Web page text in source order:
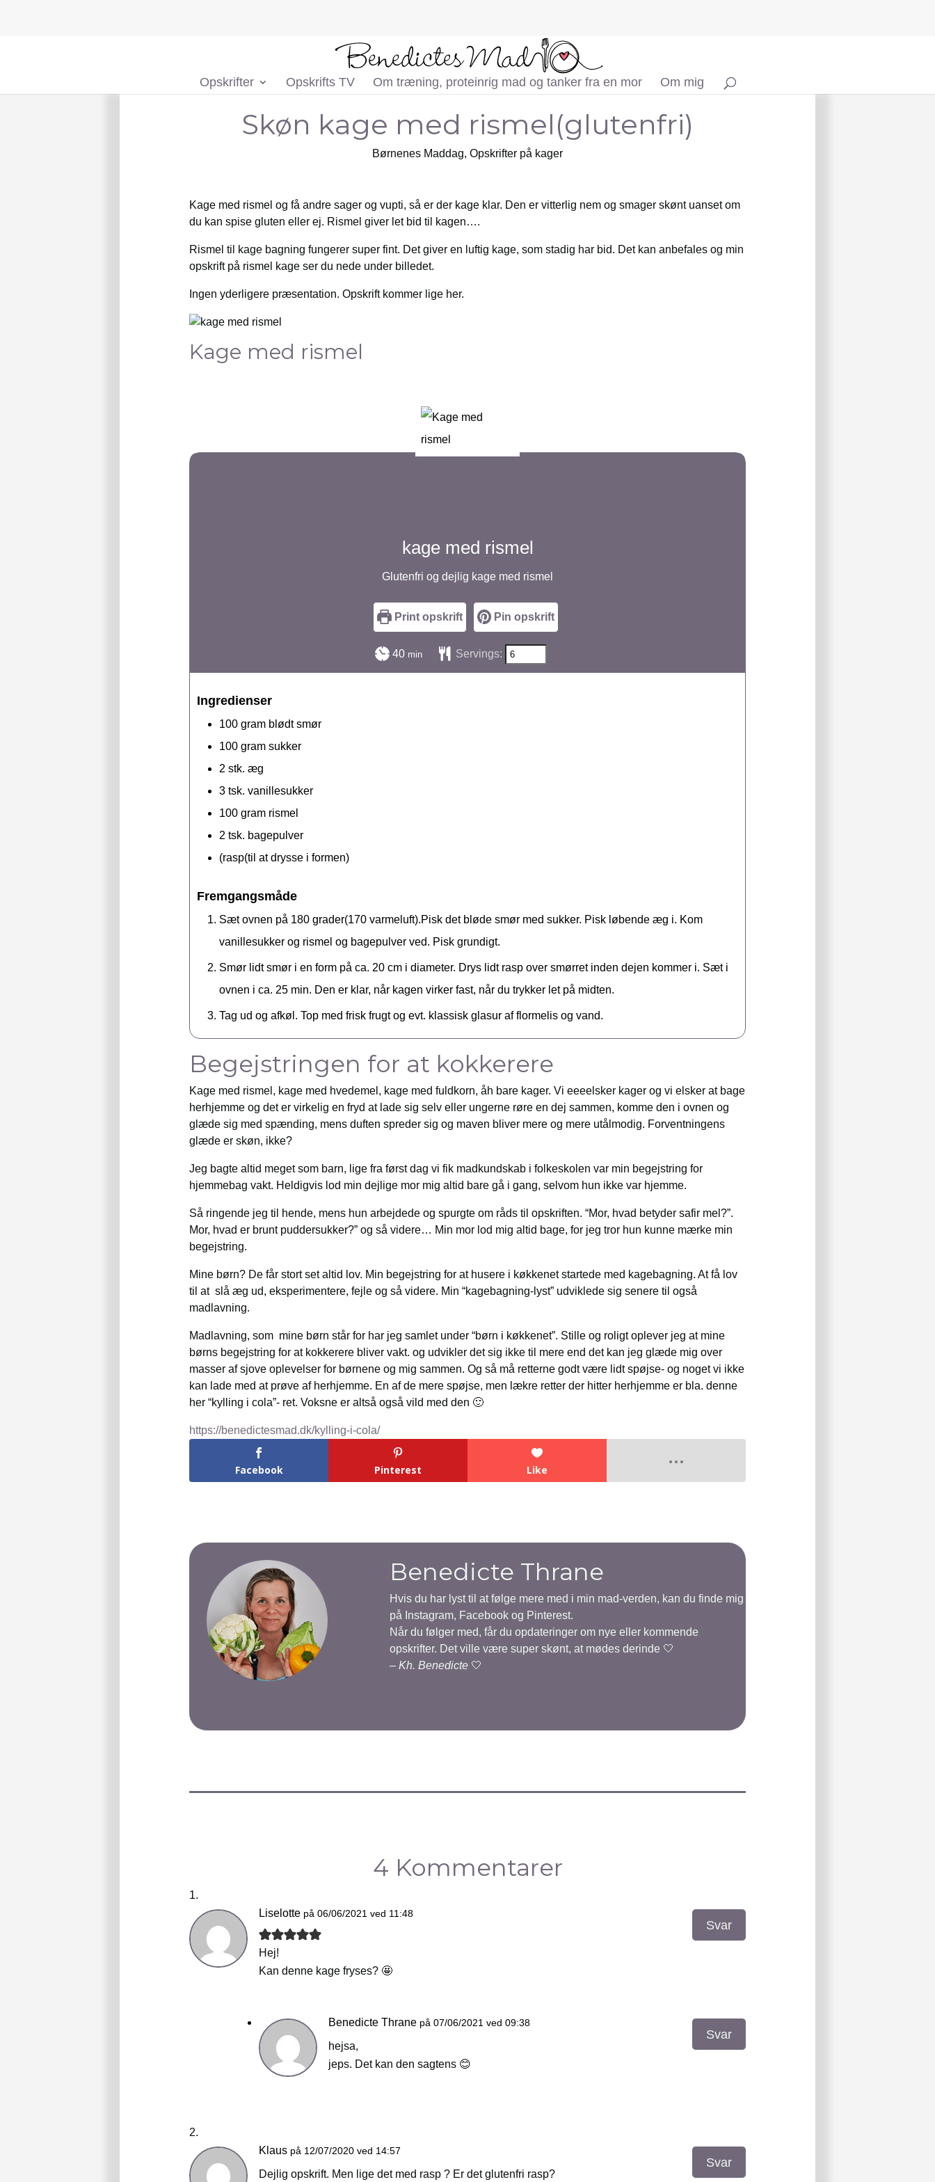
Opskrifter Opskrifts TV Om træning, proteinrig mad og tanker fra en mor Om mig
Skøn kage med rismel(glutenfri)
Børnenes Maddag, Opskrifter på kager
Kage med rismel og få andre sager og vupti, så er der kage klar. Den er vitterlig nem og smager skønt uanset om
du kan spise gluten eller ej. Rismel giver let bid til kagen….
Rismel til kage bagning fungerer super fint. Det giver en luftig kage, som stadig har bid. Det kan anbefales og min
opskrift på rismel kage ser du nede under billedet.
Ingen yderligere præsentation. Opskrift kommer lige her.
Kage med rismel
kage med rismel
Glutenfri og dejlig kage med rismel
Print opskrift Pin opskrift
40minutter
min Servings:
Ingredienser
100 gram blødt smør
100 gram sukker
2 stk. æg
3 tsk. vanillesukker
100 gram rismel
2 tsk. bagepulver
(rasp(til at drysse i formen)
Fremgangsmåde
Sæt ovnen på 180 grader(170 varmeluft).Pisk det bløde smør med sukker. Pisk løbende æg i. Kom
vanillesukker og rismel og bagepulver ved. Pisk grundigt.
Smør lidt smør i en form på ca. 20 cm i diameter. Drys lidt rasp over smørret inden dejen kommer i. Sæt i
ovnen i ca. 25 min. Den er klar, når kagen virker fast, når du trykker let på midten.
Tag ud og afkøl. Top med frisk frugt og evt. klassisk glasur af flormelis og vand.
Begejstringen for at kokkerere
Kage med rismel, kage med hvedemel, kage med fuldkorn, åh bare kager. Vi eeeelsker kager og vi elsker at bage
herhjemme og det er virkelig en fryd at lade sig selv eller ungerne røre en dej sammen, komme den i ovnen og
glæde sig med spænding, mens duften spreder sig og maven bliver mere og mere utålmodig. Forventningens
glæde er skøn, ikke?
Jeg bagte altid meget som barn, lige fra først dag vi fik madkundskab i folkeskolen var min begejstring for
hjemmebag vakt. Heldigvis lod min dejlige mor mig altid bare gå i gang, selvom hun ikke var hjemme.
Så ringende jeg til hende, mens hun arbejdede og spurgte om råds til opskriften. “Mor, hvad betyder safir mel?”.
Mor, hvad er brunt puddersukker?” og så videre… Min mor lod mig altid bage, for jeg tror hun kunne mærke min
begejstring.
Mine børn? De får stort set altid lov. Min begejstring for at husere i køkkenet startede med kagebagning. At få lov
til at slå æg ud, eksperimentere, fejle og så videre. Min “kagebagning-lyst” udviklede sig senere til også
madlavning.
Madlavning, som mine børn står for har jeg samlet under “børn i køkkenet”. Stille og roligt oplever jeg at mine
børns begejstring for at kokkerere bliver vakt. og udvikler det sig ikke til mere end det kan jeg glæde mig over
masser af sjove oplevelser for børnene og mig sammen. Og så må retterne godt være lidt spøjse- og noget vi ikke
kan lade med at prøve af herhjemme. En af de mere spøjse, men lækre retter der hitter herhjemme er bla. denne
her “kylling i cola”- ret. Voksne er altså også vild med den 🙂
https://benedictesmad.dk/kylling-i-cola/
Facebook Pinterest Like
Benedicte Thrane
Hvis du har lyst til at følge mere med i min mad-verden, kan du finde mig
på Instagram, Facebook og Pinterest.
Når du følger med, får du opdateringer om nye eller kommende
opskrifter. Det ville være super skønt, at mødes derinde 🤍
– Kh. Benedicte 🤍
4 Kommentarer
Liselotte på 06/06/2021 ved 11:48
Hej!
Kan denne kage fryses? 🤩
Svar
Benedicte Thrane på 07/06/2021 ved 09:38
hejsa,
jeps. Det kan den sagtens 😊
Svar
Klaus på 12/07/2020 ved 14:57
Dejlig opskrift. Men lige det med rasp ? Er det glutenfri rasp?
Svar